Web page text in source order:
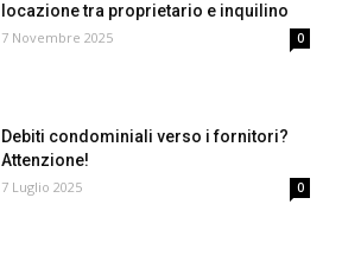
locazione tra proprietario e inquilino
7 Novembre 2025 0
Debiti condominiali verso i fornitori?
Attenzione!
7 Luglio 2025 0